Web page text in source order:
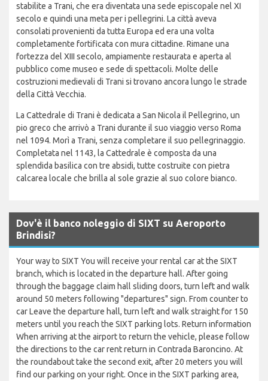
stabilite a Trani, che era diventata una sede episcopale nel XI
secolo e quindi una meta per i pellegrini. La città aveva
consolati provenienti da tutta Europa ed era una volta
completamente fortificata con mura cittadine. Rimane una
fortezza del XIII secolo, ampiamente restaurata e aperta al
pubblico come museo e sede di spettacoli. Molte delle
costruzioni medievali di Trani si trovano ancora lungo le strade
della Città Vecchia.
La Cattedrale di Trani è dedicata a San Nicola il Pellegrino, un
pio greco che arrivò a Trani durante il suo viaggio verso Roma
nel 1094. Morì a Trani, senza completare il suo pellegrinaggio.
Completata nel 1143, la Cattedrale è composta da una
splendida basilica con tre absidi, tutte costruite con pietra
calcarea locale che brilla al sole grazie al suo colore bianco.
Dov'è il banco noleggio di SIXT su Aeroporto
Brindisi?
Your way to SIXT You will receive your rental car at the SIXT
branch, which is located in the departure hall. After going
through the baggage claim hall sliding doors, turn left and walk
around 50 meters following "departures" sign. From counter to
car Leave the departure hall, turn left and walk straight for 150
meters until you reach the SIXT parking lots. Return information
When arriving at the airport to return the vehicle, please follow
the directions to the car rent return in Contrada Baroncino. At
the roundabout take the second exit, after 20 meters you will
find our parking on your right. Once in the SIXT parking area,